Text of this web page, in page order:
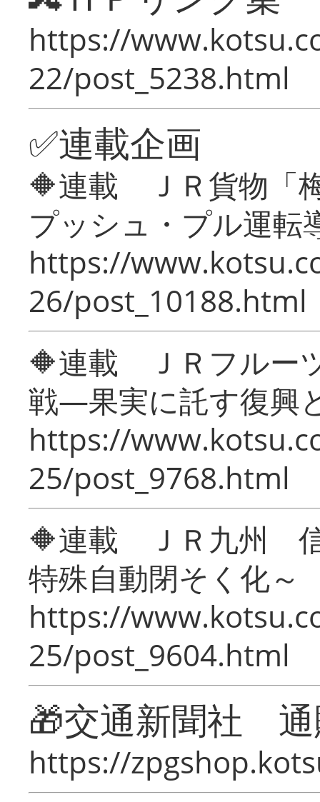
https://
22/post_5238.html
✅連載企画
🔶連載 ＪＲ貨物「
プッシュ・プル運転
https://
26/post_10188.html
🔶連載 ＪＲフルー
戦―果実に託す復興
https://
25/post_9768.html
🔶連載 ＪＲ九州 信
特殊自動閉そく化～
https://
25/post_9604.html
🎁交通新聞社
https://